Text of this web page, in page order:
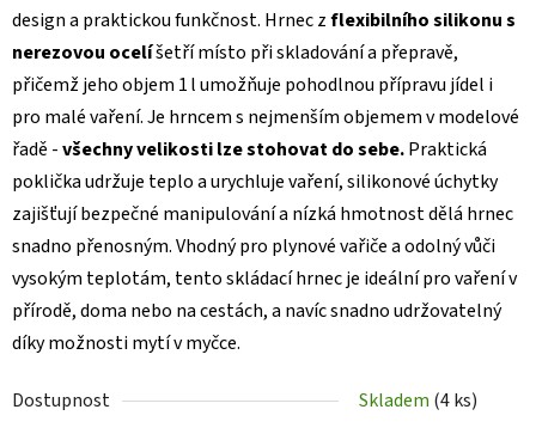
design a praktickou funkčnost. Hrnec zflexibilního silikonu s
nerezovou ocelíšetří místo při skladování a přepravě,
přičemž jeho objem 1 l umožňuje pohodlnou přípravu jídel i
pro malé vaření. Je hrncem s nejmenším objemem v modelové
řadě -všechny velikosti lze stohovat do sebe.Praktická
poklička udržuje teplo a urychluje vaření, silikonové úchytky
zajišťují bezpečné manipulování a nízká hmotnost dělá hrnec
snadno přenosným. Vhodný pro plynové vařiče a odolný vůči
vysokým teplotám, tento skládací hrnec je ideální pro vaření v
přírodě, doma nebo na cestách, a navíc snadno udržovatelný
díky možnosti mytí v myčce.
Dostupnost Skladem (4 ks)